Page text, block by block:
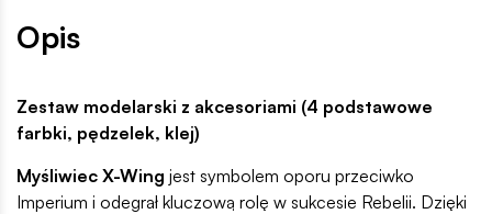
Opis
Zestaw modelarski z akcesoriami (4 podstawowe
farbki, pędzelek, klej)
Myśliwiec X-Wing jest symbolem oporu przeciwko
Imperium i odegrał kluczową rolę w sukcesie Rebelii. Dzięki